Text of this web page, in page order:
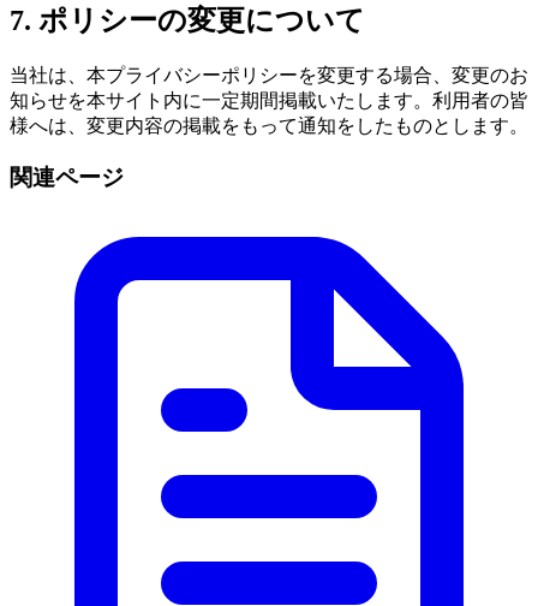
7. ポリシーの変更について
当社は、本プライバシーポリシーを変更する場合、変更のお
知らせを本サイト内に一定期間掲載いたします。利用者の皆
様へは、変更内容の掲載をもって通知をしたものとします。
関連ページ